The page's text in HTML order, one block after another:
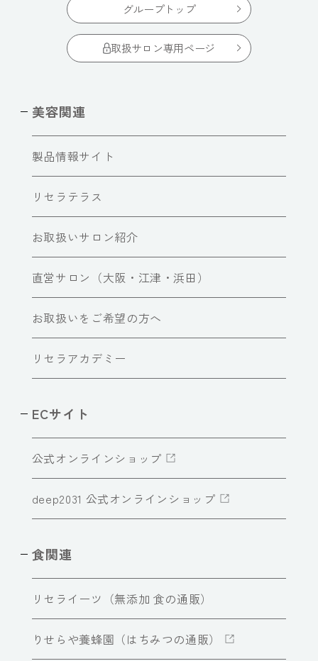
グループトップ
取扱サロン専用ページ
美容関連
製品情報サイト
リセラテラス
お取扱いサロン紹介
直営サロン（大阪・江津・浜田）
お取扱いをご希望の方へ
リセラアカデミー
ECサイト
公式オンラインショップ
deep2031 公式オンラインショップ
食関連
リセライーツ（無添加 食の通販）
りせらや養蜂園（はちみつの通販）